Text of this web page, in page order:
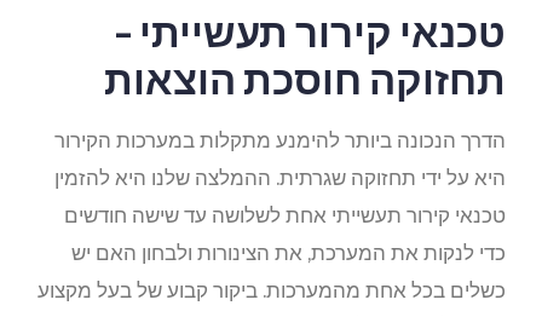
טכנאי קירור תעשייתי –
תחזוקה חוסכת הוצאות
הדרך הנכונה ביותר להימנע מתקלות במערכות הקירור
היא על ידי תחזוקה שגרתית. ההמלצה שלנו היא להזמין
טכנאי קירור תעשייתי אחת לשלושה עד שישה חודשים
כדי לנקות את המערכת, את הצינורות ולבחון האם יש
כשלים בכל אחת מהמערכות. ביקור קבוע של בעל מקצוע